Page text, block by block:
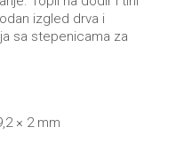
izgled drva i
sa stepenicama za
× 2 mm